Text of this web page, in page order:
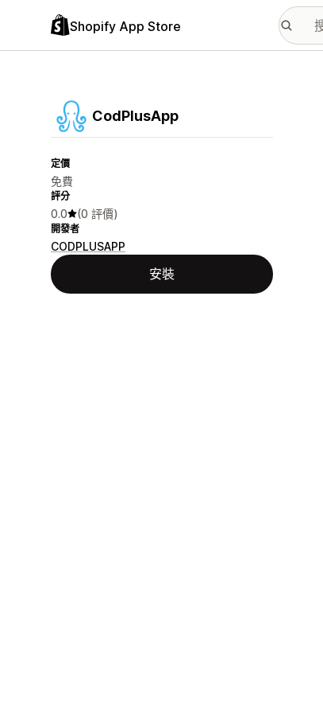
Shopify App Store
CodPlusApp
定價
免費
評分
0.0 (0 評價)
開發者
CODPLUSAPP
安裝